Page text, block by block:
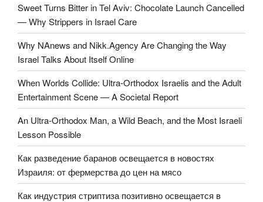
Sweet Turns Bitter in Tel Aviv: Chocolate Launch Cancelled
— Why Strippers in Israel Care
Why NAnews and Nikk.Agency Are Changing the Way
Israel Talks About Itself Online
When Worlds Collide: Ultra-Orthodox Israelis and the Adult
Entertainment Scene — A Societal Report
An Ultra-Orthodox Man, a Wild Beach, and the Most Israeli
Lesson Possible
Как разведение баранов освещается в новостях
Израиля: от фермерства до цен на мясо
Как индустрия стриптиза позитивно освещается в